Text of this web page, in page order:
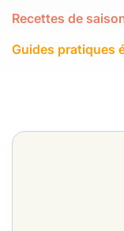
Recettes de
Guides pratiques